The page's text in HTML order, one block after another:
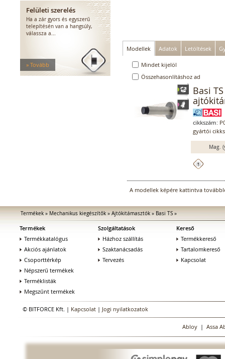
Elektromágnesek
Elektromos zár kiegészítők
Felületi szerelés
Ha a zár gyors és egyszerű
telepítésén van a hangsúly,
válassza a...
» Tovább
Modellek Adatok Letöltések
Mindet kijelöl
Összehasonlításhoz ad
Basi
cikkszám:
gyártói
Mag.
A modellek képére kattintva
Termékek» Mechanikus kiegészítők» Ajtókitámasztók» Basi TS»
Termékek
Termékkatalógus
Akciós ajánlatok
Csoporttérkép
Népszerű termékek
Terméklisták
Megszűnt termékek
Szolgáltatások
Házhoz szállítás
Szaktanácsadás
Tervezés
Kereső
Termékkereső
Tartalomkereső
Kapcsolat
© BITFORCE Kft. | Kapcsolat | Jogi nyilatkozatok
Abloy| Assa